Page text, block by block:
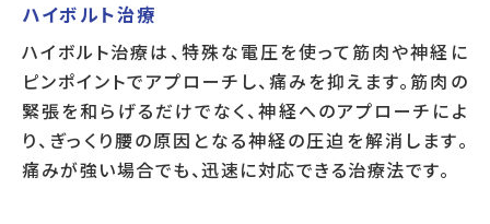
ハイボルト治療
ハイボルト治療は、特殊な電圧を使って筋肉や神経に
ピンポイントでアプローチし、痛みを抑えます。筋肉の
緊張を和らげるだけでなく、神経へのアプローチによ
り、ぎっくり腰の原因となる神経の圧迫を解消します。
痛みが強い場合でも、迅速に対応できる治療法です。